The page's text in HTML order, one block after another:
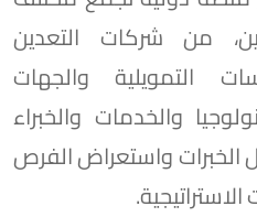
من شركات التعدين
التمويلية والجهات
والخدمات والخبراء
الخبرات واستعراض الفرص